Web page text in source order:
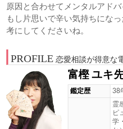
原因と合わせてメンタルアドバ
もし片思いで辛い気持ちにな
考にしてくださいね。
PROFILE 恋愛相談が得意な
富樫 ユキ
鑑定歴
38
霊
ピ
学